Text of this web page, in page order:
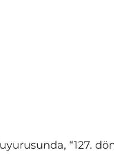
“127.